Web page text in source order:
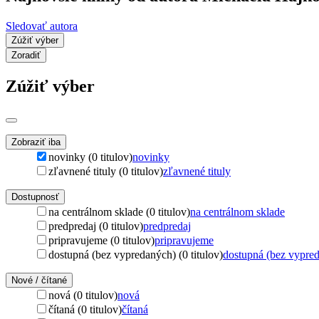
Sledovať autora
Zúžiť výber
Zoradiť
Zúžiť výber
Zobraziť iba
novinky (0 titulov)novinky
zľavnené tituly (0 titulov)zľavnené tituly
Dostupnosť
na centrálnom sklade (0 titulov)na centrálnom sklade
predpredaj (0 titulov)predpredaj
pripravujeme (0 titulov)pripravujeme
dostupná (bez vypredaných) (0 titulov)dostupná (bez
Nové / čítané
nová (0 titulov)nová
čítaná (0 titulov)čítaná